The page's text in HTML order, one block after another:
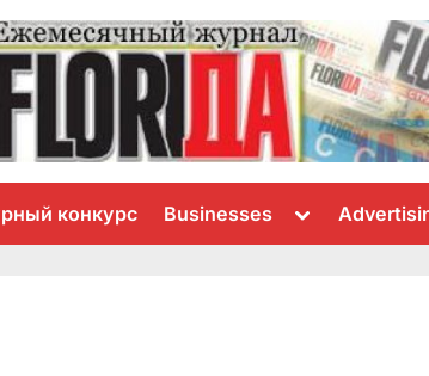
конкурс Businesses
Toggle
menu